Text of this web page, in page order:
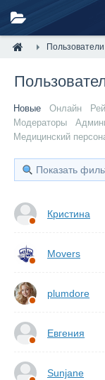
Пользователи
Новые Онлайн
Модераторы
Медицинский
Показать
Кристина
Movers
plumdore
Евгения
Sunjane